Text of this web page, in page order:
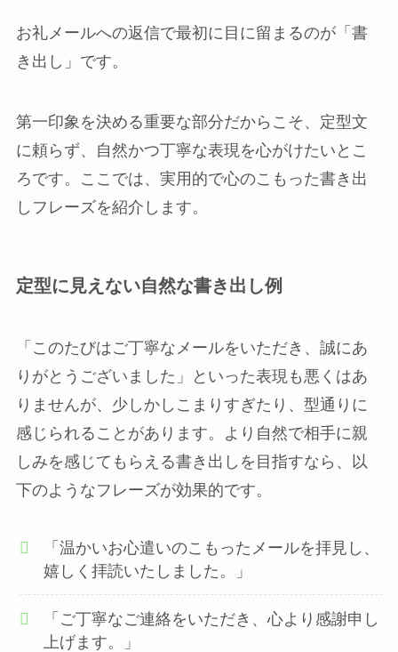
お礼メールへの返信で最初に目に留まるのが「書
き出し」です。
第一印象を決める重要な部分だからこそ、定型文
に頼らず、自然かつ丁寧な表現を心がけたいとこ
ろです。ここでは、実用的で心のこもった書き出
しフレーズを紹介します。
定型に見えない自然な書き出し例
「このたびはご丁寧なメールをいただき、誠にあ
りがとうございました」といった表現も悪くはあ
りませんが、少しかしこまりすぎたり、型通りに
感じられることがあります。より自然で相手に親
しみを感じてもらえる書き出しを目指すなら、以
下のようなフレーズが効果的です。
「温かいお心遣いのこもったメールを拝見し、
嬉しく拝読いたしました。」
「ご丁寧なご連絡をいただき、心より感謝申し
上げます。」